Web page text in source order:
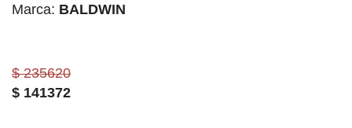
Marca: BALDWIN
$ 235620
$ 141372